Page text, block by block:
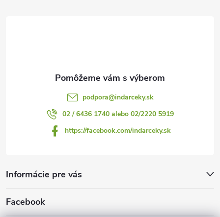
podpora@indarceky.sk
02 / 6436 1740 alebo 02/2220 5919
https://facebook.com/indarceky.sk
Informácie pre vás
Facebook